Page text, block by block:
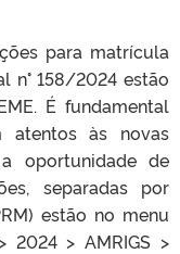
para matrícula
n° 158/2024 estão
É fundamental
atentos às novas
oportunidade de
separadas por
estão no menu
2024 > AMRIGS >